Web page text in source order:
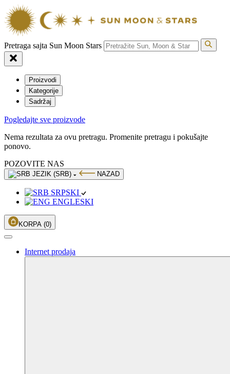
Pretraga sajta Sun Moon Stars
Proizvodi
Kategorije
Sadržaj
Pogledajte sve proizvode
Nema rezultata za ovu pretragu. Promenite pretragu i pokušajte
ponovo.
POZOVITE NAS
JEZIK (SRB) NAZAD
SRPSKI
ENGLESKI
KORPA (0)
Internet prodaja